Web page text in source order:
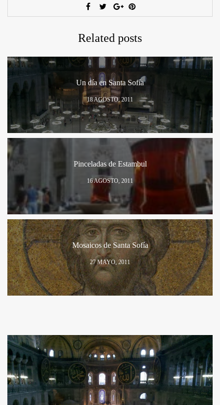
Related posts
Un día en Santa Sofía
18 AGOSTO, 2011
Pinceladas de Estambul
16 AGOSTO, 2011
Mosaicos de Santa Sofía
27 MAYO, 2011